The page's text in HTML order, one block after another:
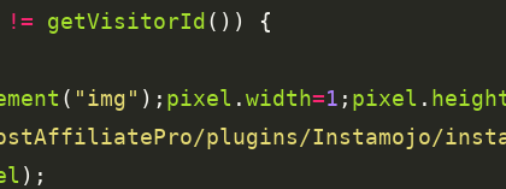
!= getVisitorId
( "img" ); pixel .width=1 ; pixel .
plugins/Instamojo/